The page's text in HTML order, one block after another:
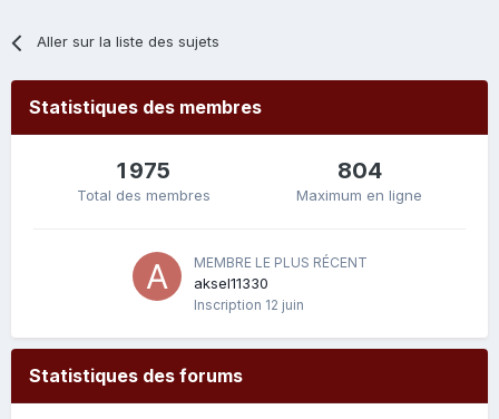
Aller sur la liste des sujets
Statistiques des membres
1 975
Total des membres
804
Maximum en ligne
MEMBRE LE PLUS RÉCENT
aksel11330
Inscription 12 juin
Statistiques des forums